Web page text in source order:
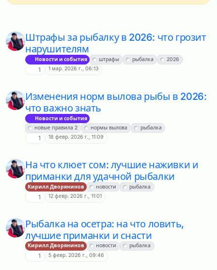
Штрафы за рыбалку в 2026: что грозит
нарушителям
Новости и события штрафы рыбалка 2026
1 1 мар. 2026 г., 06:13
Изменения норм вылова рыбы в 2026:
что важно знать
Новости и события
новые правила 2
нормы вылова рыбалка
1 18 февр. 2026 г., 11:09
На что клюет сом: лучшие наживки и
приманки для удачной рыбалки
Кирилл Дворянинов новости рыбалка
1 12 февр. 2026 г., 11:01
Рыбалка на осетра: на что ловить,
лучшие приманки и снасти
Кирилл Дворянинов новости рыбалка
1 5 февр. 2026 г., 09:46